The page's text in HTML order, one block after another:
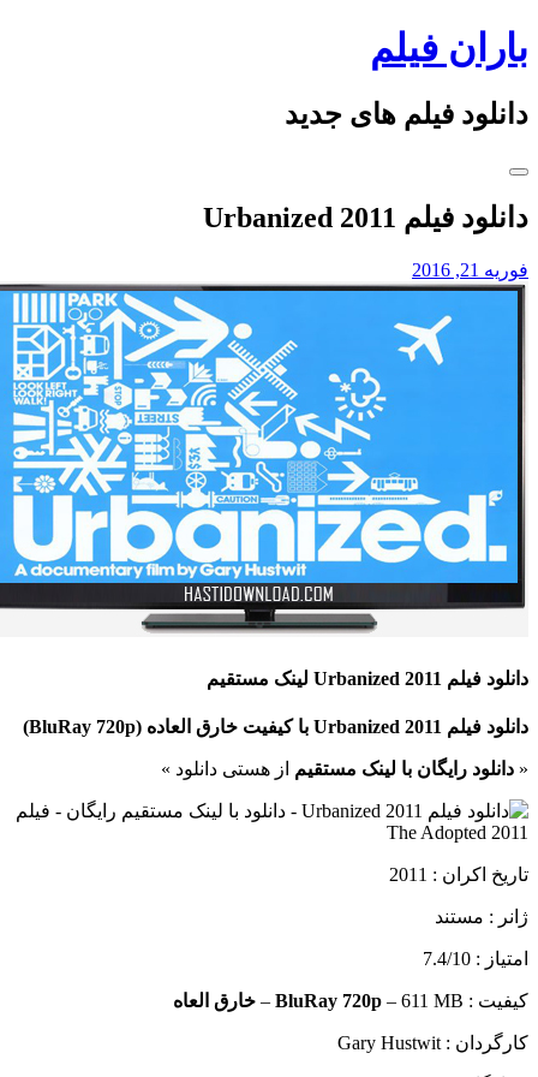
Skip
to
content
باران فیلم
دانلود فیلم های جدید
دانلود فیلم Urbanized 2011
فوریه 21, 2016
دانلود فیلم Urbanized 2011 لینک مستقیم
دانلود فیلم Urbanized 2011 با کیفیت خارق العاده (BluRay 720p)
«دانلود رایگان با لینک مستقیماز هستی دانلود »
تاریخ اکران : 2011
ژانر : مستند
امتیاز : 7.4/10
کیفیت : BluRay 720p– 611 MB – خارق العاه
کارگردان : Gary Hustwit